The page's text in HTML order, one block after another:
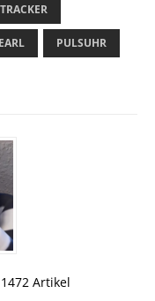
PULSUHR
1472 Artikel